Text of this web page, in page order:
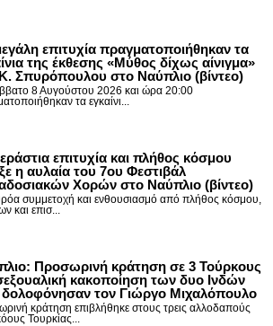
επιτυχία πραγματοποιήθηκαν τα
της έκθεσης «Μύθος δίχως αίνιγμα»
Σπυρόπουλου στο Ναύπλιο (βίντεο)
8 Αυγούστου 2026 και ώρα 20:00
τα εγκαίνι...
επιτυχία και πλήθος κόσμου
η αυλαία του 7ου Φεστιβάλ
Χορών στο Ναύπλιο (βίντεο)
συμμετοχή και ενθουσιασμό από πλήθος κόσμου,
και επισ...
Προσωρινή κράτηση σε 3 Τούρκους
κακοποίηση των δυο Ινδών
τον Γιώργο Μιχαλόπουλο
κράτηση επιβλήθηκε στους τρεις αλλοδαπούς
Τουρκίας...